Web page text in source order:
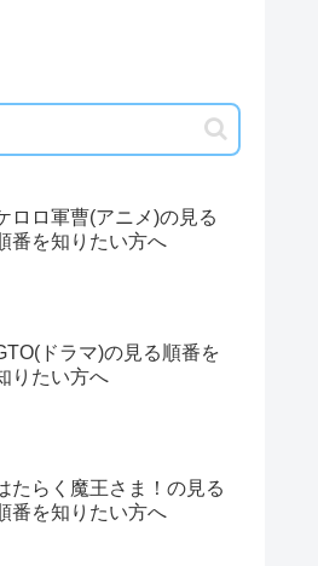
ロロ軍曹(アニメ)の見る
番を知りたい方へ
ドラマ)の見る順番を
りたい方へ
たらく魔王さま！の見る
番を知りたい方へ